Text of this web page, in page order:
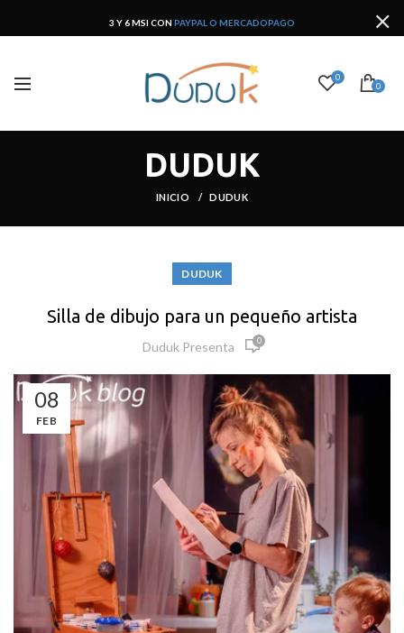
3 Y 6 MSI CON PAYPAL O MERCADOPAGO
0
0
DUDUK
INICIO DUDUK
DUDUK
Silla de dibujo para un pequeño artista
Duduk Presenta 0
08
FEB